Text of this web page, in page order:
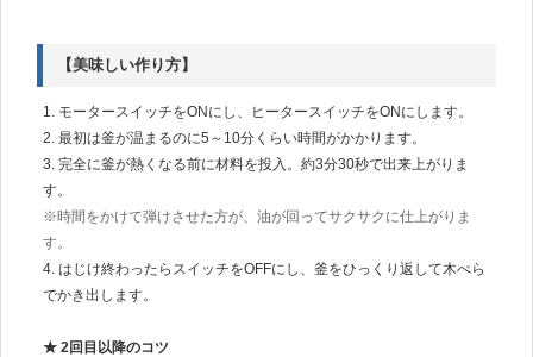
【美味しい作り方】
1. モータースイッチをONにし、ヒータースイッチをONにします。
2. 最初は釜が温まるのに5～10分くらい時間がかかります。
3. 完全に釜が熱くなる前に材料を投入。約3分30秒で出来上がりま
す。
※時間をかけて弾けさせた方が、油が回ってサクサクに仕上がりま
す。
4. はじけ終わったらスイッチをOFFにし、釜をひっくり返して木べら
でかき出します。
★ 2回目以降のコツ